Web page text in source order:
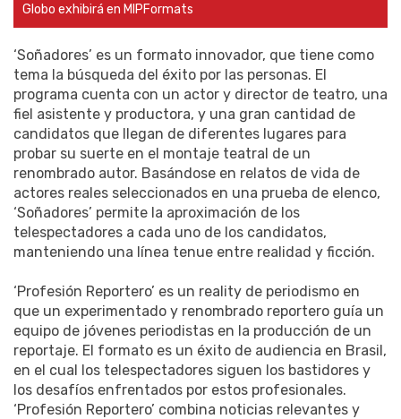
Globo exhibirá en MIPFormats
‘Soñadores’ es un formato innovador, que tiene como
tema la búsqueda del éxito por las personas. El
programa cuenta con un actor y director de teatro, una
fiel asistente y productora, y una gran cantidad de
candidatos que llegan de diferentes lugares para
probar su suerte en el montaje teatral de un
renombrado autor. Basándose en relatos de vida de
actores reales seleccionados en una prueba de elenco,
‘Soñadores’ permite la aproximación de los
telespectadores a cada uno de los candidatos,
manteniendo una línea tenue entre realidad y ficción.
‘Profesión Reportero’ es un reality de periodismo en
que un experimentado y renombrado reportero guía un
equipo de jóvenes periodistas en la producción de un
reportaje. El formato es un éxito de audiencia en Brasil,
en el cual los telespectadores siguen los bastidores y
los desafíos enfrentados por estos profesionales.
‘Profesión Reportero’ combina noticias relevantes y